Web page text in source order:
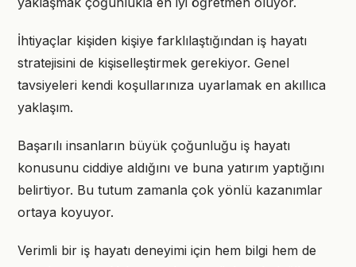
İhtiyaçlar kişiden kişiye farklılaştığından iş hayatı
stratejisini de kişiselleştirmek gerekiyor. Genel
tavsiyeleri kendi koşullarınıza uyarlamak en akıllıca
yaklaşım.
Başarılı insanların büyük çoğunluğu iş hayatı
konusunu ciddiye aldığını ve buna yatırım yaptığını
belirtiyor. Bu tutum zamanla çok yönlü kazanımlar
ortaya koyuyor.
Verimli bir iş hayatı deneyimi için hem bilgi hem de